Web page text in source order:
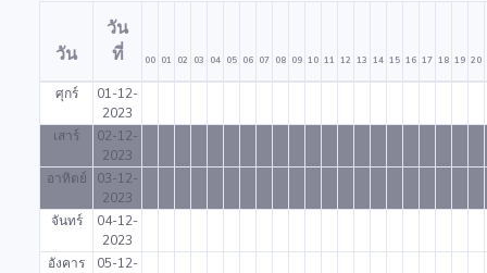
วัน
วัน
ที่
00 01 02 03 04 05 06 07 08 09 10 11 12 13 14 15 16 17 18 19 20
ศุกร์
01-12-
2023
เสาร์
02-12-
2023
อาทิตย์
03-12-
2023
จันทร์
04-12-
2023
อังคาร
05-12-